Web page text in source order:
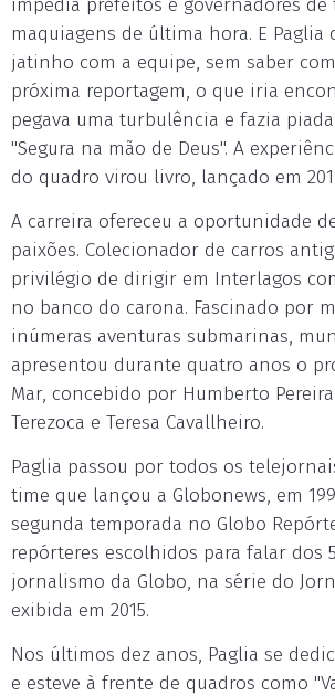
impedia prefeitos e governadores de
maquiagens de última hora. E Paglia
jatinho com a equipe, sem saber
próxima reportagem, o que iria
pegava uma turbulência e fazia
"Segura na mão de Deus". A
do quadro virou livro, lançado em
A carreira ofereceu a oportunidade
paixões. Colecionador de carros
privilégio de dirigir em Interlagos
no banco do carona. Fascinado por
inúmeras aventuras submarinas,
apresentou durante quatro anos o
Mar, concebido por Humberto
Terezoca e Teresa Cavallheiro.
Paglia passou por todos os
time que lançou a Globonews, em
segunda temporada no Globo
repórteres escolhidos para falar dos
jornalismo da Globo, na série do
exibida em 2015.
Nos últimos dez anos, Paglia se
e esteve à frente de quadros como